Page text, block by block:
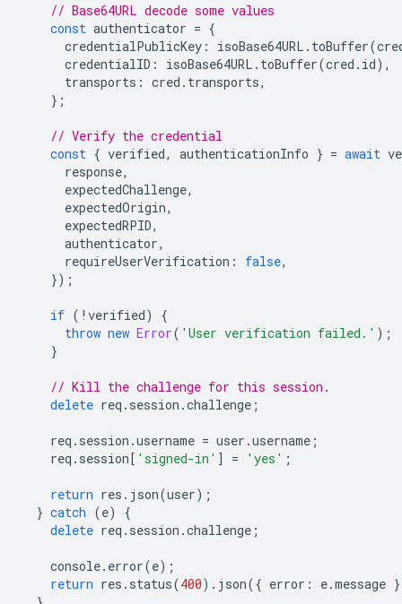
// Base64URL decode some values
const authenticator = {
credentialPublicKey : isoBase64URL . toBuffer(
credentialID : isoBase64URL . toBuffer(cred . id),
transports : cred . transports,
};
// Verify the credential
const { verified, authenticationInfo } = await
response,
expectedChallenge,
expectedOrigin,
expectedRPID,
authenticator,
requireUserVerification : false,
});
if ( ! verified)
{
throw new Error( 'User verification failed.' );
}
// Kill the challenge for this session.
delete req . session .challenge ;
req . session .username = user .username ;
req . session[ 'signed-in' ] = 'yes' ;
return res . json(user);
} catch (e)
{
delete req . session .challenge ;
console. error(e);
return res . status(400). json({ error : e.message